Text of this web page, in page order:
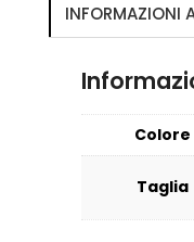
INFORMAZIONI
Colore
Taglia